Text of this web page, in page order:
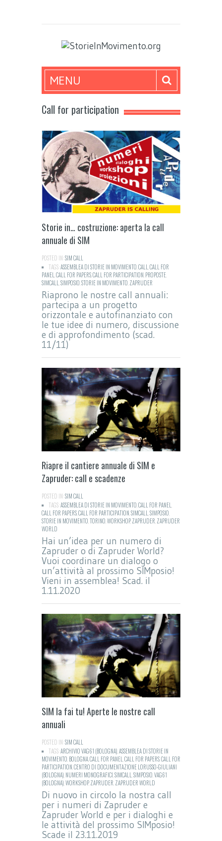
MENU
Call for participation
Storie in… costruzione: aperta la call
annuale di SIM
POSTED IN:SIM CALL
TAGS:ASSEMBLEA DI STORIE IN MOVIMENTO CALL CALL FOR
PANEL CALL FOR PAPERSCALL FOR PARTICIPATION PROPOSTE
SIMCALL SIMPOSIO STORIE IN MOVIMENTO ZAPRUDER
Riaprono le nostre call annuali:
partecipa a un progetto
orizzontale e autofinanziato con
le tue idee di numero, discussione
e di approfondimento (scad.
11/11)
Riapre il cantiere annuale di SIM e
Zapruder: call e scadenze
POSTED IN:SIM CALL
TAGS:ASSEMBLEA DI STORIE IN MOVIMENTO CALL FOR PANEL
CALL FOR PAPERSCALL FOR PARTICIPATION SIMCALL SIMPOSIO
STORIE IN MOVIMENTO TORINO WORKSHOP,ZAPRUDER ZAPRUDER
WORLD
Hai un’idea per un numero di
Zapruder o di Zapruder World?
Vuoi coordinare un dialogo o
un’attività al prossimo SIMposio!
Vieni in assemblea! Scad. il
1.11.2020
SIM la fai tu! Aperte le nostre call
annuali
POSTED IN:SIM CALL
TAGS:ARCHIVIO VAG61 (BOLOGNA) ASSEMBLEA DI STORIE IN
MOVIMENTO BOLOGNACALL FOR PANEL CALL FOR PAPERSCALL FOR
PARTICIPATION CENTRO DI DOCUMENTAZIONE LORUSSO-GIULIANI
(BOLOGNA) NUMERI MONOGRAFICI SIMCALL SIMPOSIO VAG61
(BOLOGNA) WORKSHOP,ZAPRUDER ZAPRUDER WORLD
Di nuovo in circolo la nostra call
per i numeri di Zapruder e
Zapruder World e per i dialoghi e
le attività del prossimo SIMposio!
Scade il 23.11.2019